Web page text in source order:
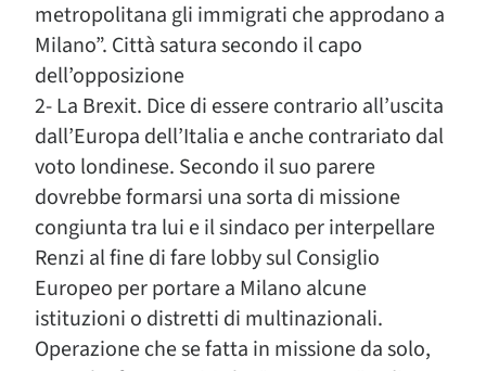
metropolitana gli immigrati che approdano a
Milano”. Città satura secondo il capo
dell’opposizione
2- La Brexit. Dice di essere contrario all’uscita
dall’Europa dell’Italia e anche contrariato dal
voto londinese. Secondo il suo parere
dovrebbe formarsi una sorta di missione
congiunta tra lui e il sindaco per interpellare
Renzi al fine di fare lobby sul Consiglio
Europeo per portare a Milano alcune
istituzioni o distretti di multinazionali.
Operazione che se fatta in missione da solo,